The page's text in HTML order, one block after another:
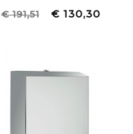
€ 191,51 € 130,30